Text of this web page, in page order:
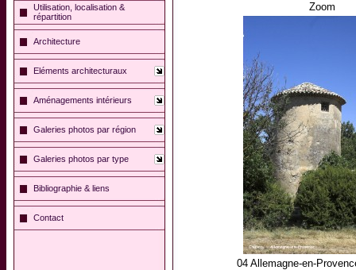
Utilisation, localisation &
répartition
Architecture
Eléments architecturaux
Aménagements intérieurs
Galeries photos par région
Galeries photos par type
Bibliographie & liens
Contact
Zoom
04 Allemagne-en-